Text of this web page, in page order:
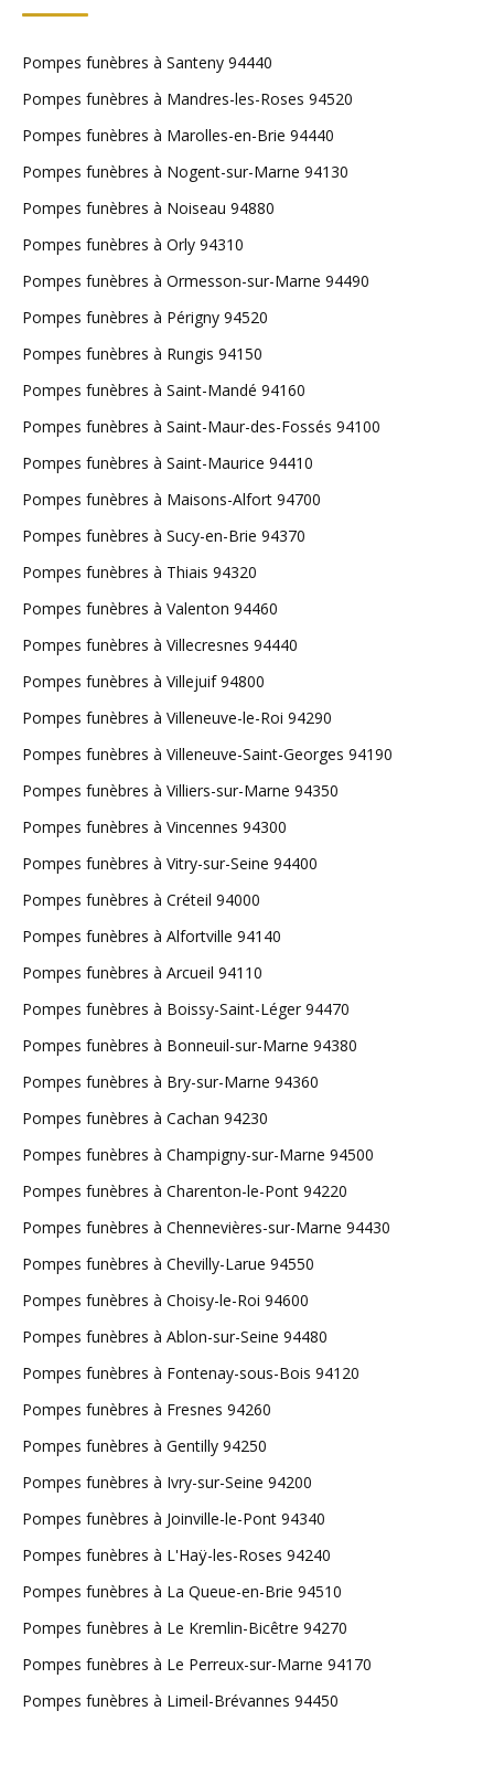
Pompes funèbres à Santeny 94440
Pompes funèbres à Mandres-les-Roses 94520
Pompes funèbres à Marolles-en-Brie 94440
Pompes funèbres à Nogent-sur-Marne 94130
Pompes funèbres à Noiseau 94880
Pompes funèbres à Orly 94310
Pompes funèbres à Ormesson-sur-Marne 94490
Pompes funèbres à Périgny 94520
Pompes funèbres à Rungis 94150
Pompes funèbres à Saint-Mandé 94160
Pompes funèbres à Saint-Maur-des-Fossés 94100
Pompes funèbres à Saint-Maurice 94410
Pompes funèbres à Maisons-Alfort 94700
Pompes funèbres à Sucy-en-Brie 94370
Pompes funèbres à Thiais 94320
Pompes funèbres à Valenton 94460
Pompes funèbres à Villecresnes 94440
Pompes funèbres à Villejuif 94800
Pompes funèbres à Villeneuve-le-Roi 94290
Pompes funèbres à Villeneuve-Saint-Georges 94190
Pompes funèbres à Villiers-sur-Marne 94350
Pompes funèbres à Vincennes 94300
Pompes funèbres à Vitry-sur-Seine 94400
Pompes funèbres à Créteil 94000
Pompes funèbres à Alfortville 94140
Pompes funèbres à Arcueil 94110
Pompes funèbres à Boissy-Saint-Léger 94470
Pompes funèbres à Bonneuil-sur-Marne 94380
Pompes funèbres à Bry-sur-Marne 94360
Pompes funèbres à Cachan 94230
Pompes funèbres à Champigny-sur-Marne 94500
Pompes funèbres à Charenton-le-Pont 94220
Pompes funèbres à Chennevières-sur-Marne 94430
Pompes funèbres à Chevilly-Larue 94550
Pompes funèbres à Choisy-le-Roi 94600
Pompes funèbres à Ablon-sur-Seine 94480
Pompes funèbres à Fontenay-sous-Bois 94120
Pompes funèbres à Fresnes 94260
Pompes funèbres à Gentilly 94250
Pompes funèbres à Ivry-sur-Seine 94200
Pompes funèbres à Joinville-le-Pont 94340
Pompes funèbres à L'Haÿ-les-Roses 94240
Pompes funèbres à La Queue-en-Brie 94510
Pompes funèbres à Le Kremlin-Bicêtre 94270
Pompes funèbres à Le Perreux-sur-Marne 94170
Pompes funèbres à Limeil-Brévannes 94450